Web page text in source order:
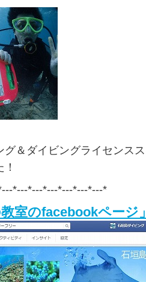
グ＆ダイビングライセンス
*---*---*---*---*---*---*
教室のfacebookページ